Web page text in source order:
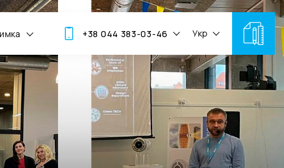
+38 044 383-03-46 Укр